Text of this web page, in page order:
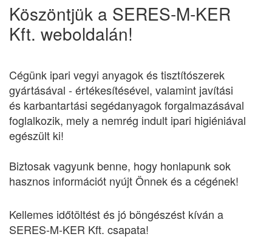
Köszöntjük a SERES-M-KER
Kft. weboldalán!
Cégünk ipari vegyi anyagok és tisztítószerek
gyártásával - értékesítésével, valamint javítási
és karbantartási segédanyagok forgalmazásával
foglalkozik, mely a nemrég indult ipari higiéniával
egészült ki!
Biztosak vagyunk benne, hogy honlapunk sok
hasznos információt nyújt Önnek és a cégének!
Kellemes időtöltést és jó böngészést kíván a
SERES-M-KER Kft. csapata!